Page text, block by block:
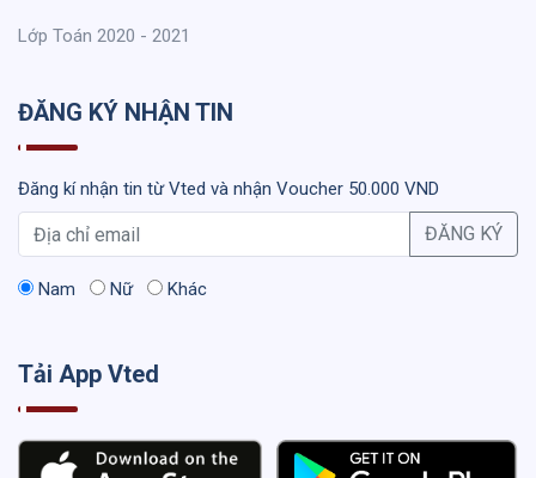
Lớp Toán 2020 - 2021
ĐĂNG KÝ NHẬN TIN
Đăng kí nhận tin từ Vted và nhận Voucher 50.000 VND
ĐĂNG KÝ
Nam Nữ Khác
Tải App Vted